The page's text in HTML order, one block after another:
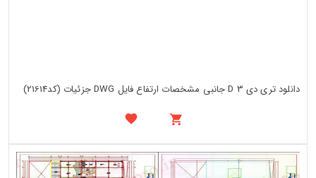
دانلود تری دی 3 D جانبی مشخصات ارتفاع فایل DWG جزئیات (کد21614)